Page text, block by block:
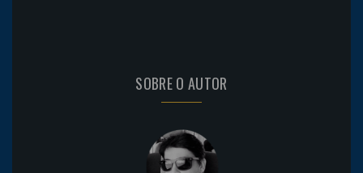
SOBRE O AUTOR